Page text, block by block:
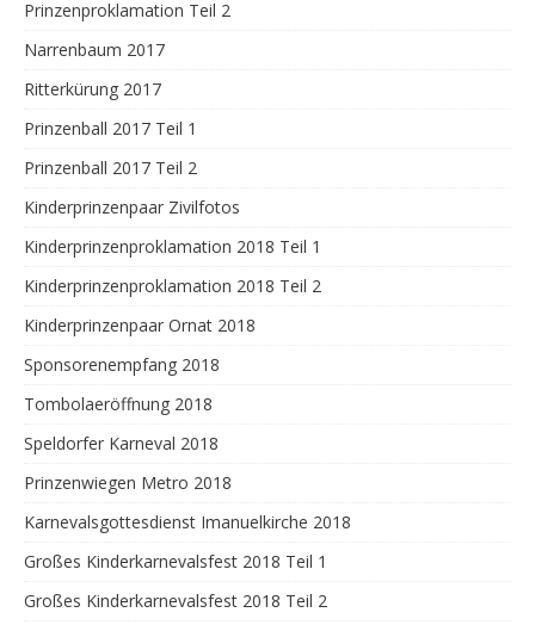
Prinzenproklamation Teil 2
Narrenbaum 2017
Ritterkürung 2017
Prinzenball 2017 Teil 1
Prinzenball 2017 Teil 2
Kinderprinzenpaar Zivilfotos
Kinderprinzenproklamation 2018 Teil 1
Kinderprinzenproklamation 2018 Teil 2
Kinderprinzenpaar Ornat 2018
Sponsorenempfang 2018
Tombolaeröffnung 2018
Speldorfer Karneval 2018
Prinzenwiegen Metro 2018
Karnevalsgottesdienst Imanuelkirche 2018
Großes Kinderkarnevalsfest 2018 Teil 1
Großes Kinderkarnevalsfest 2018 Teil 2